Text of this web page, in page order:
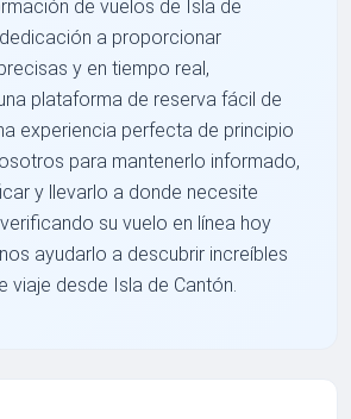
de vuelos de Isla de
a proporcionar
y en tiempo real,
plataforma de reserva fácil de
experiencia perfecta de principio
para mantenerlo informado,
y llevarlo a donde necesite
su vuelo en línea hoy
ayudarlo a descubrir increíbles
viaje desde Isla de Cantón.